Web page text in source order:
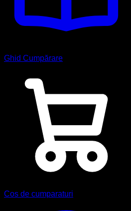
Ghid Cumpărare
Cos de cumparaturi